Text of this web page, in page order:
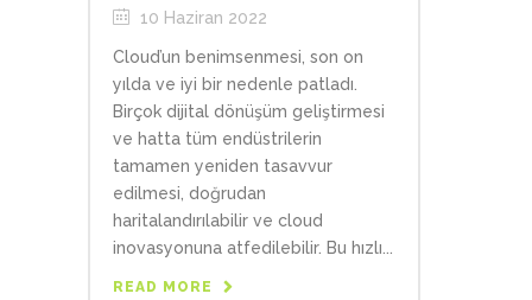
10 Haziran 2022
Cloud’un benimsenmesi, son on
yılda ve iyi bir nedenle patladı.
Birçok dijital dönüşüm geliştirmesi
ve hatta tüm endüstrilerin
tamamen yeniden tasavvur
edilmesi, doğrudan
haritalandırılabilir ve cloud
inovasyonuna atfedilebilir. Bu hızlı...
READ MORE